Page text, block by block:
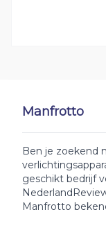
Manfrotto
Ben je zoekend
geschikt bedrijf
Manfrotto